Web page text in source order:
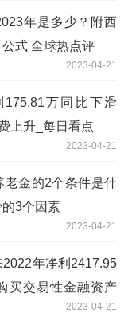
年是多少？附西
式 全球热点评
2023-04-21
万同比下滑
上升_每日看点
2023-04-21
老金的2个条件是什
3个因素
2023-04-21
年净利2417.95
买交易性金融资产
2023-04-21